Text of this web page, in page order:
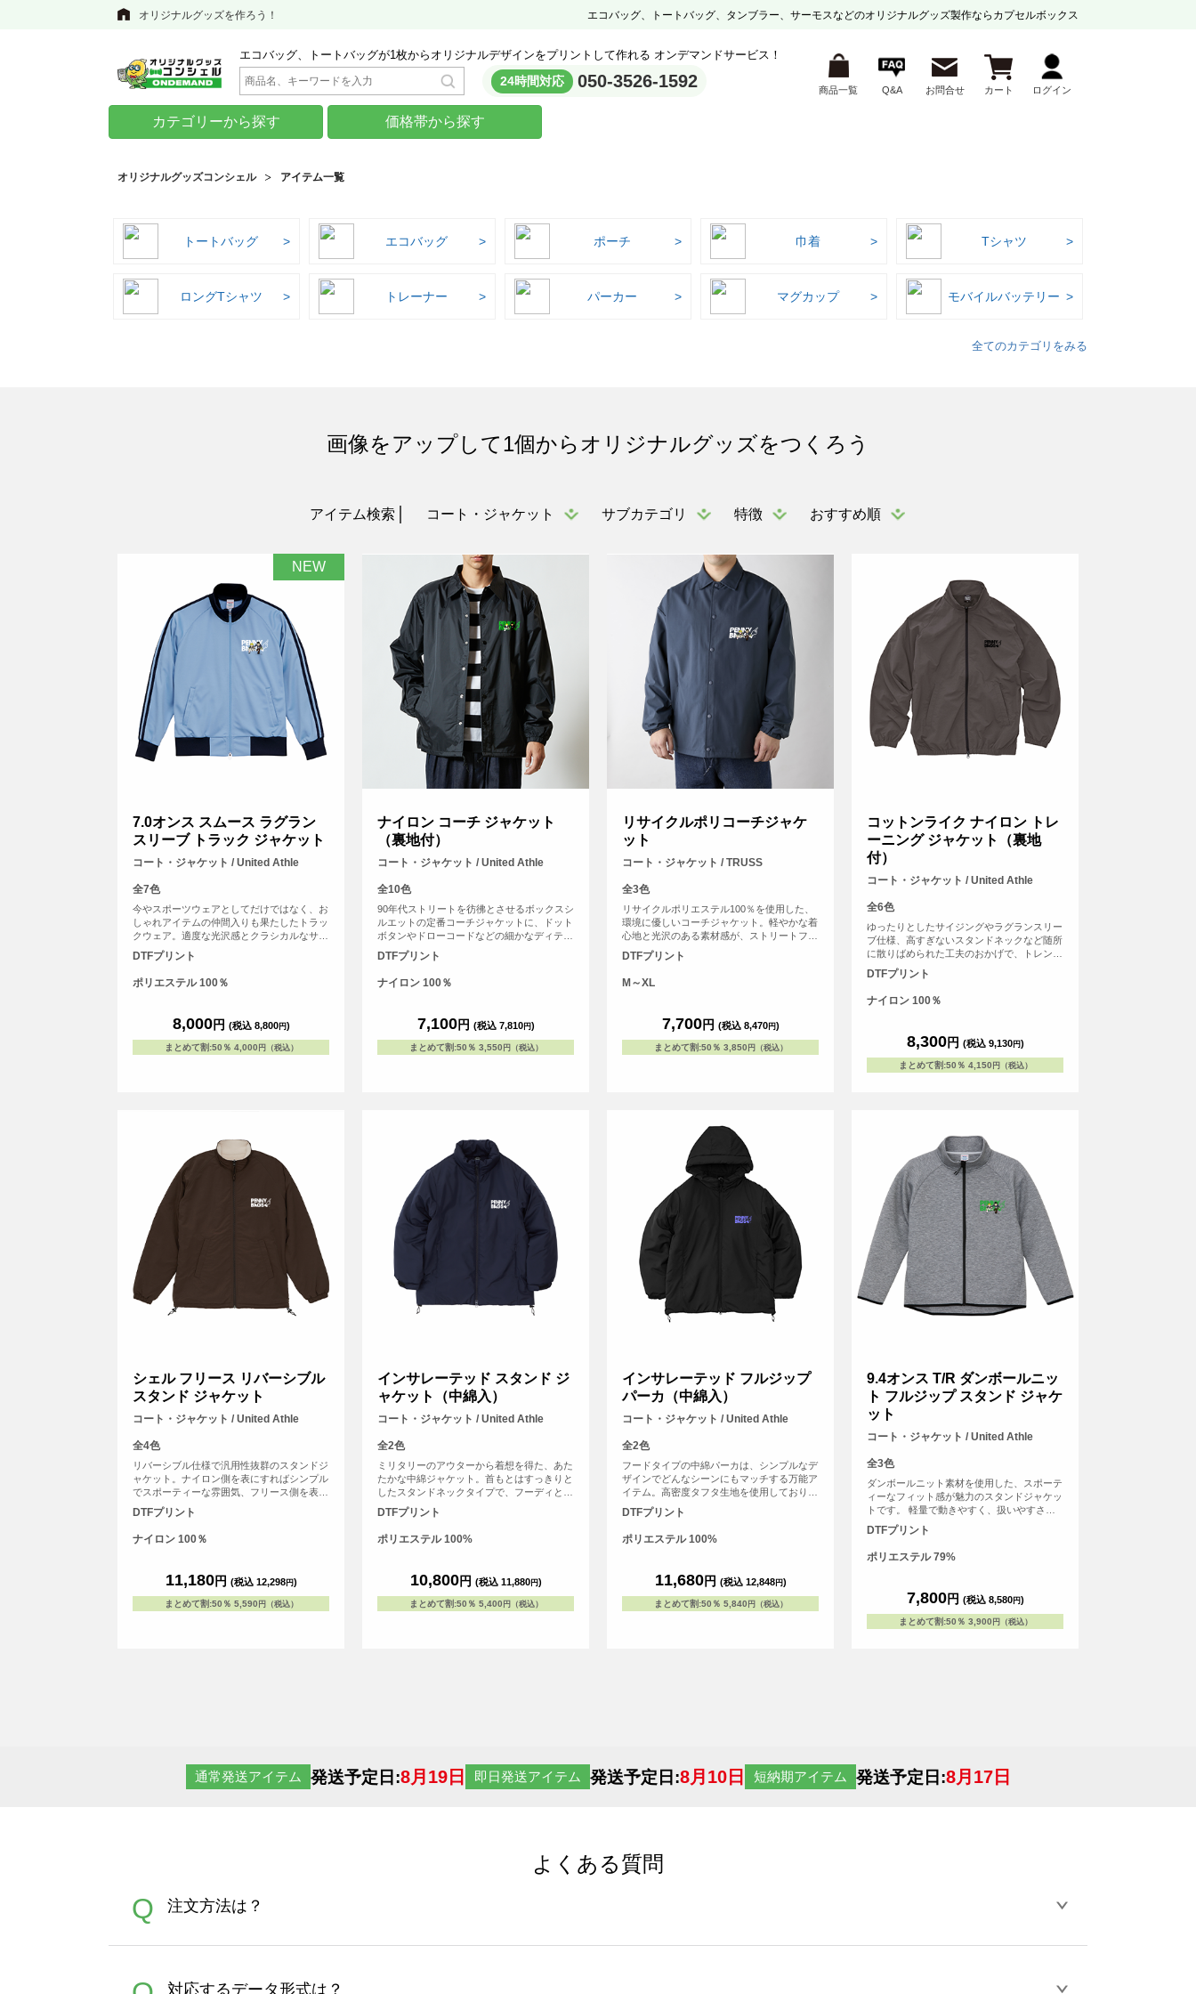
オリジナルグッズを作ろう！ エコバッグ、トートバッグ、タンブラー、サーモスなどのオリジナルグッズ製作ならカプセルボックス
エコバッグ、トートバッグが1枚からオリジナルデザインをプリントして作れる オンデマンドサービス！
24時間対応 050-3526-1592 商品一覧 Q&A お問合せ カート ログイン
カテゴリーから探す 価格帯から探す
オリジナルグッズコンシェル アイテム一覧
トートバッグ エコバッグ ポーチ 巾着 Tシャツ
ロングTシャツ トレーナー パーカー マグカップ モバイルバッテリー
全てのカテゴリをみる
画像をアップして1個からオリジナルグッズをつくろう
アイテム検索 コート・ジャケット サブカテゴリ 特徴 おすすめ順
NEW
7.0オンス スムース ラグラン
スリーブ トラック ジャケット
コート・ジャケット / United Athle
全7色
今やスポーツウェアとしてだけではなく、お
しゃれアイテムの仲間入りも果たしたトラッ
クウェア。適度な光沢感とクラシカルなサイ
ドライン、スポーティーなダブルスライダー
など、随所にこだわりを散りばめています。
DTFプリント
ポリエステル 100％
8,000円 (税込 8,800円)
まとめて割:50％ 4,000 円（税込）
ナイロン コーチ ジャケット
（裏地付）
コート・ジャケット / United Athle
全10色
90年代ストリートを彷彿とさせるボックスシ
ルエットの定番コーチジャケットに、ドット
ボタンやドローコードなどの細かなディテー
ルを加えた一着。 ユニセックス仕様で普段
使いはもちろん、チームウェアやユニフォー
ム用途にも人気のアイテムです。 表地は撥
水性のあるナイロン100％タフタ生地を使用
プルで普遍的なシルエットのため、普段使い
からアクティブなシーンまで幅広く活躍しま
す。 <br> ※お客様の閲覧環境により、商品
DTFプリント
ナイロン 100％
7,100円 (税込 7,810円)
まとめて割:50％ 3,550 円（税込）
リサイクルポリコーチジャケ
ット
コート・ジャケット / TRUSS
全3色
リサイクルポリエステル100％を使用した、
環境に優しいコーチジャケット。軽やかな着
心地と光沢のある素材感が、ストリートファ
ッションにマッチします。胸元や背面へのオ
リジナルプリントで、自分だけのスタイルを
ルアウターは、ブランドアイテムやアーティ
DTFプリント
M～XL
7,700円 (税込 8,470円)
まとめて割:50％ 3,850 円（税込）
コットンライク ナイロン トレ
ーニング ジャケット（裏地
付）
コート・ジャケット / United Athle
全6色
ゆったりとしたサイジングやラグランスリー
ブ仕様、高すぎないスタンドネックなど随所
に散りばめられた工夫のおかげで、トレンド
シルエットと動きやすさを兼備。袖口、裾口
ともにシャーリングゴムが施されているた
め、動き回ってもゆったりとしたシルエット
が崩れないのも魅力
DTFプリント
ナイロン 100％
8,300円 (税込 9,130円)
まとめて割:50％ 4,150 円（税込）
シェル フリース リバーシブル
スタンド ジャケット
コート・ジャケット / United Athle
全4色
リバーシブル仕様で汎用性抜群のスタンドジ
ャケット。ナイロン側を表にすればシンプル
でスポーティーな雰囲気、フリース側を表に
すれば、ゴープコアな雰囲気が楽しめる優れ
もの。どちらの面もゆったりとしたサイジン
グで着用できるラグラン仕様。<br> ※ナイ
ロン面のみプリント対応となっております。
DTFプリント
ナイロン 100％
11,180円 (税込 12,298円)
まとめて割:50％ 5,590 円（税込）
インサレーテッド スタンド ジ
ャケット（中綿入）
コート・ジャケット / United Athle
全2色
ミリタリーのアウターから着想を得た、あた
たかな中綿ジャケット。首もとはすっきりと
したスタンドネックタイプで、フーディと重
ねるなど、レイヤードもしやすいのが魅力。
裏地は中綿が片寄りにくいキルティング仕様
でありながら、外側はシームレスなデザイン
でどんなスタイルにもフィットします。極細
ケットです。
DTFプリント
ポリエステル 100%
10,800円 (税込 11,880円)
まとめて割:50％ 5,400 円（税込）
インサレーテッド フルジップ
パーカ（中綿入）
コート・ジャケット / United Athle
全2色
フードタイプの中綿パーカは、シンプルなデ
ザインでどんなシーンにもマッチする万能ア
イテム。高密度タフタ生地を使用しており、
軽量さと上品な光沢感が魅力。袖口と裾口を
絞ることができるため、丸みのあるシルエッ
トに調節できるほか、秋冬の冷たい風の侵入
を軽減してくれます。
DTFプリント
ポリエステル 100%
11,680円 (税込 12,848円)
まとめて割:50％ 5,840 円（税込）
9.4オンス T/R ダンボールニッ
ト フルジップ スタンド ジャケ
ット
コート・ジャケット / United Athle
全3色
ダンボールニット素材を使用した、スポーテ
ィーなフィット感が魅力のスタンドジャケッ
トです。 軽量で動きやすく、扱いやすさに
も優れており、やわらかな肌ざわりで快適な
着心地を実現。 多重構造の生地とハイネッ
ク仕様により、空気層を確保して保温性を高
め、スポーツやアウトドアなどアクティブな
のアイテムです。 ※お客様の閲覧環境によ
り、商品の色が実際と異なって見える場合が
ございます。
DTFプリント
ポリエステル 79%
7,800円 (税込 8,580円)
まとめて割:50％ 3,900 円（税込）
通常発送アイテム 発送予定日:8月19日 即日発送アイテム 発送予定日:8月10日 短納期アイテム 発送予定日:8月17日
よくある質問
Q 注文方法は？
対応するデータ形式は？